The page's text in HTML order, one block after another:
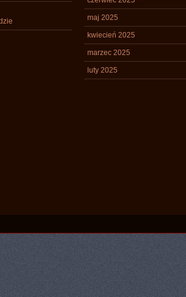
maj 2025
kwiecień 2025
marzec 2025
luty 2025